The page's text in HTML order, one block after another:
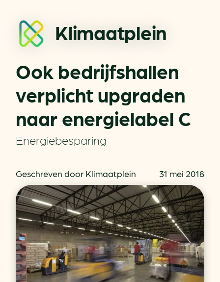
Klimaatplein
Ook bedrijfshallen
verplicht upgraden
naar energielabel C
Energiebesparing
Geschreven door Klimaatplein 31 mei 2018